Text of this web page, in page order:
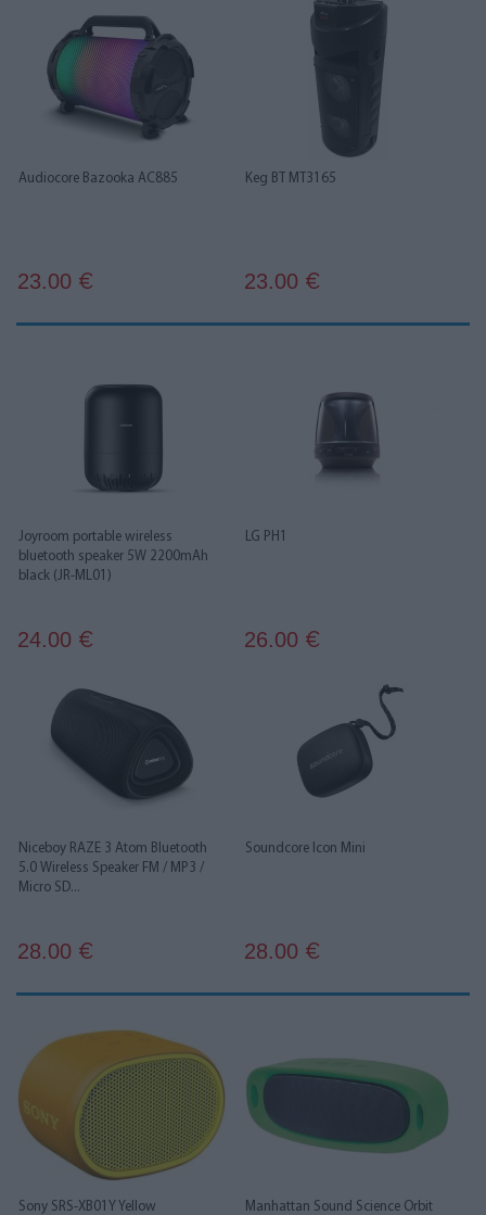
Audiocore Bazooka AC885
23.00 €
Keg BT MT3165
23.00 €
Joyroom portable wireless
bluetooth speaker 5W 2200mAh
black (JR-ML01)
24.00 €
LG PH1
26.00 €
Niceboy RAZE 3 Atom Bluetooth
5.0 Wireless Speaker FM / MP3 /
Micro SD...
28.00 €
Soundcore Icon Mini
28.00 €
Sony SRS-XB01Y Yellow
Manhattan Sound Science Orbit